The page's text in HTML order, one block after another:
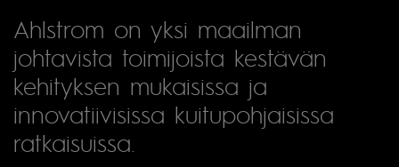
Ahlstrom on yksi maailman
johtavista toimijoista kestävän
kehityksen mukaisissa ja
innovatiivisissa kuitupohjaisissa
ratkaisuissa.